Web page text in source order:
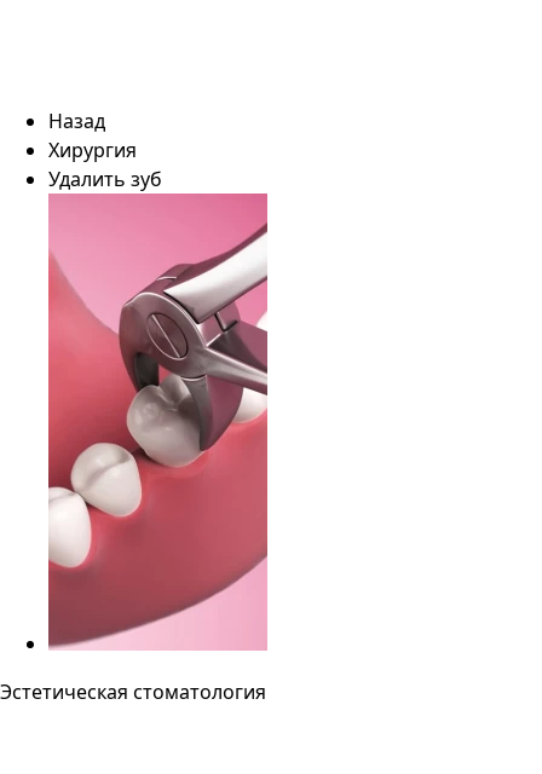
Назад
Хирургия
Удалить зуб
Эстетическая стоматология